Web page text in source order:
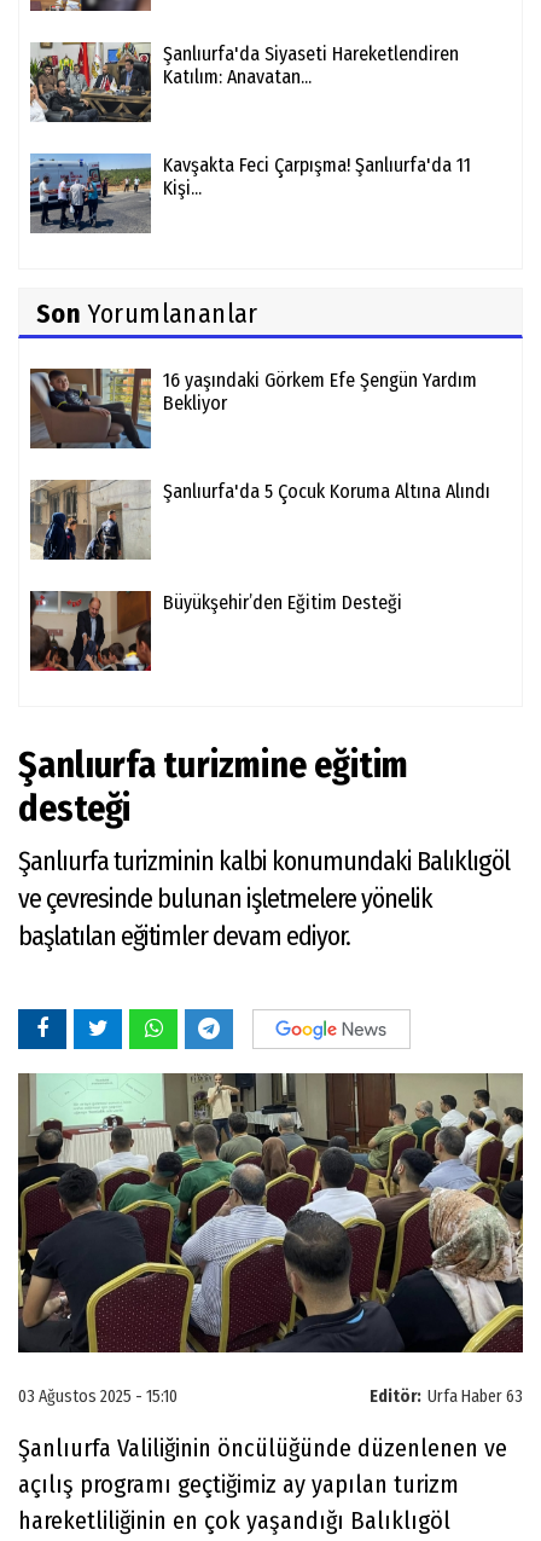
Şanlıurfa'da Siyaseti Hareketlendiren
Katılım: Anavatan...
Kavşakta Feci Çarpışma! Şanlıurfa'da 11
Kişi...
Son Yorumlananlar
16 yaşındaki Görkem Efe Şengün Yardım
Bekliyor
Şanlıurfa'da 5 Çocuk Koruma Altına Alındı
Büyükşehir’den Eğitim Desteği
Şanlıurfa turizmine eğitim
desteği
Şanlıurfa turizminin kalbi konumundaki Balıklıgöl
ve çevresinde bulunan işletmelere yönelik
başlatılan eğitimler devam ediyor.
Editör: Urfa Haber 63
03 Ağustos 2025 - 15:10
Şanlıurfa Valiliğinin öncülüğünde düzenlenen ve
açılış programı geçtiğimiz ay yapılan turizm
hareketliliğinin en çok yaşandığı Balıklıgöl